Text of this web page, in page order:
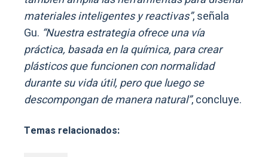
materiales inteligentes y reactivas”, señala
Gu. “Nuestra estrategia ofrece una vía
práctica, basada en la química, para crear
plásticos que funcionen con normalidad
durante su vida útil, pero que luego se
descompongan de manera natural”, concluye.
Temas relacionados: